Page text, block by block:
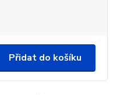
Přidat do košíku